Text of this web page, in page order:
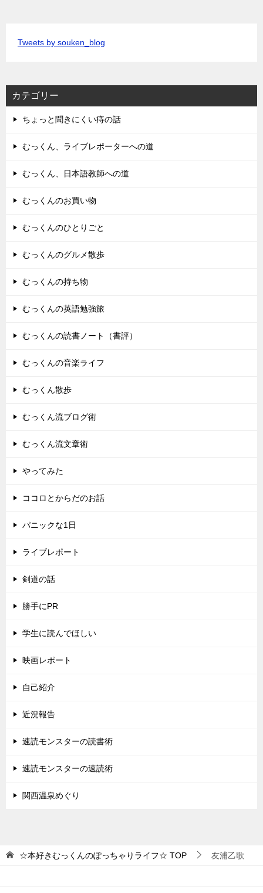
Tweets by souken_blog
カテゴリー
ちょっと聞きにくい痔の話
むっくん、ライブレポーターへの道
むっくん、日本語教師への道
むっくんのお買い物
むっくんのひとりごと
むっくんのグルメ散歩
むっくんの持ち物
むっくんの英語勉強旅
むっくんの読書ノート（書評）
むっくんの音楽ライフ
むっくん散歩
むっくん流ブログ術
むっくん流文章術
やってみた
ココロとからだのお話
パニックな1日
ライブレポート
剣道の話
勝手にPR
学生に読んでほしい
映画レポート
自己紹介
近況報告
速読モンスターの読書術
速読モンスターの速読術
関西温泉めぐり
☆本好きむっくんのぽっちゃりライフ☆ TOP 友浦乙歌